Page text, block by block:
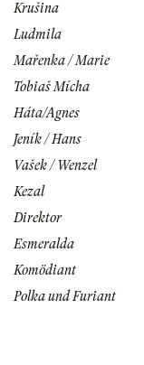
Krušina
Ludmila
Mařenka / Marie
Tobiaš Mícha
Háta/Agnes
Jeník / Hans
Vašek / Wenzel
Kezal
Direktor
Esmeralda
Komödiant
Polka und Furiant